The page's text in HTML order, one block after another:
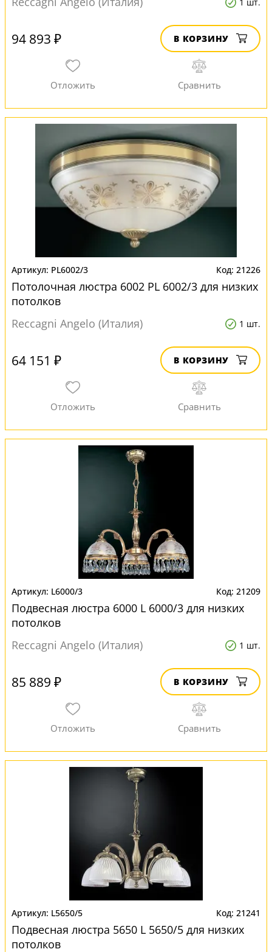
94 893 ₽ В КОРЗИНУ
PL6002/3 21226
Потолочная люстра 6002 PL 6002/3 для низких
потолков
Reccagni Angelo (Италия)
1 шт.
64 151 ₽ В КОРЗИНУ
L6000/3 21209
Подвесная люстра 6000 L 6000/3 для низких
потолков
Reccagni Angelo (Италия)
1 шт.
85 889 ₽ В КОРЗИНУ
L5650/5 21241
Подвесная люстра 5650 L 5650/5 для низких
потолков